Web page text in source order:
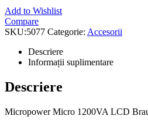
Add to Wishlist
Compare
SKU:5077 Categorie: Accesorii
Descriere
Informații suplimentare
Descriere
Micropower Micro 1200VA LCD